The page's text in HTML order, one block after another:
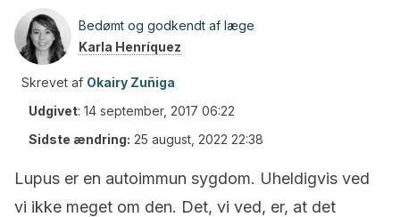
Bedømt og godkendt af læge
Karla Henríquez
Skrevet af Okairy Zuñiga
Udgivet: 14 september, 2017 06:22
Sidste ændring: 25 august, 2022 22:38
Lupus er en autoimmun sygdom. Uheldigvis ved
vi ikke meget om den. Det, vi ved, er, at det